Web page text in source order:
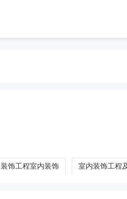
装饰工程室内装饰 室内装饰工程